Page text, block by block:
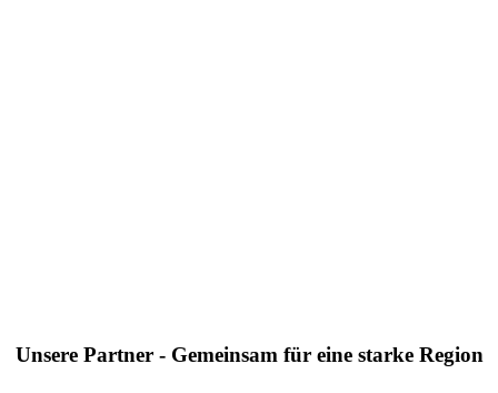
Unsere Partner - Gemeinsam für eine starke Region